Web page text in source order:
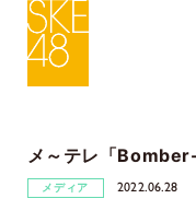
メ～テレ「Bomber-
メディア 2022.06.28